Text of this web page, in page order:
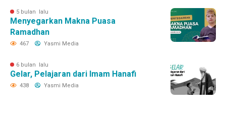
5 bulan lalu
Menyegarkan Makna Puasa
Ramadhan
467 Yasmi Media
6 bulan lalu
Gelar, Pelajaran dari Imam Hanafi
438 Yasmi Media